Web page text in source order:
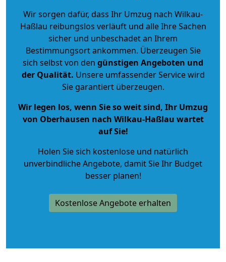
Wir sorgen dafür, dass Ihr Umzug nach Wilkau-
Haßlau reibungslos verläuft und alle Ihre Sachen
sicher und unbeschadet an Ihrem
Bestimmungsort ankommen. Überzeugen Sie
sich selbst von den günstigen Angeboten und
der Qualität. Unsere umfassender Service wird
Sie garantiert überzeugen.
Wir legen los, wenn Sie so weit sind, Ihr Umzug
von Oberhausen nach Wilkau-Haßlau wartet
auf Sie!
Holen Sie sich kostenlose und natürlich
unverbindliche Angebote, damit Sie Ihr Budget
besser planen!
Kostenlose Angebote erhalten